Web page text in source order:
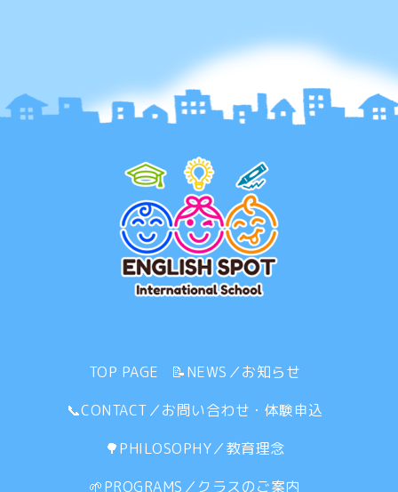
TOP PAGE
📝NEWS／お知らせ
📞CONTACT／お問い合わせ・体験申込
🌳PHILOSOPHY／教育理念
🌱PROGRAMS／クラスのご案内